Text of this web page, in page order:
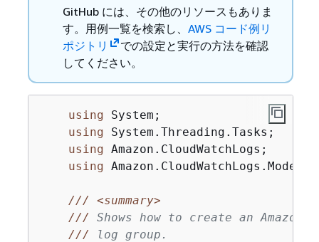
GitHub には、その他のリソースもありま
す。用例一覧を検索し、 AWS コード例リ
ポジトリ
での設定と実行の方法を確認
してください。
using System;
using System.Threading.Tasks;
using Amazon.CloudWatchLogs;
using Amazon.CloudWatchLogs.Model;
///
<summary>
/// Shows how to create an Amazon
/// log group.